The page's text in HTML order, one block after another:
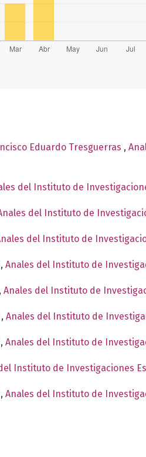
Eduardo Tresguerras ,
del Instituto de
del Instituto de
del Instituto de
, Anales del Instituto de
, Anales del Instituto de
, Anales del Instituto de
, Anales del Instituto de
Instituto de Investigaciones
, Anales del Instituto de